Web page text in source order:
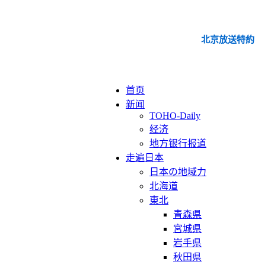
北京放送特約
首页
新闻
TOHO-Daily
经济
地方银行报道
走遍日本
日本の地域力
北海道
東北
青森県
宮城県
岩手県
秋田県